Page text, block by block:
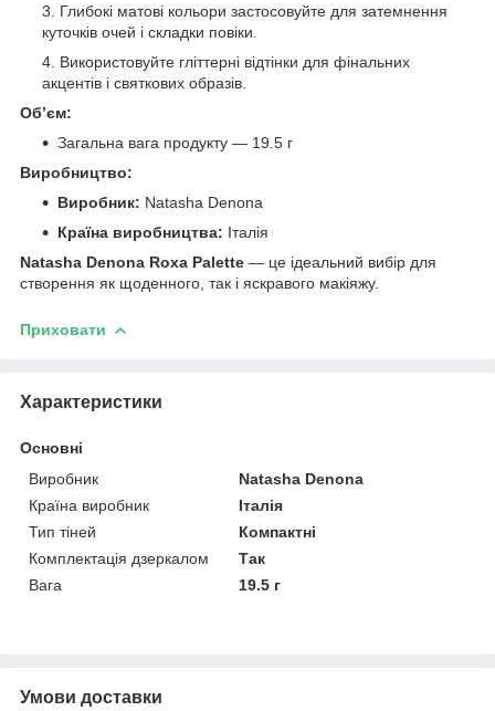
Глибокі матові кольори застосовуйте для затемнення
куточків очей і складки повіки.
Використовуйте гліттерні відтінки для фінальних
акцентів і святкових образів.
Об’єм:
Загальна вага продукту — 19.5 г
Виробництво:
Виробник: Natasha Denona
Країна виробництва: Італія
Natasha Denona Roxa Palette — це ідеальний вибір для
створення як щоденного, так і яскравого макіяжу.
Приховати
Характеристики
Основні
Виробник
Natasha Denona
Країна виробник
Італія
Тип тіней
Компактні
Комплектація дзеркалом
Так
Вага
19.5 г
Умови доставки